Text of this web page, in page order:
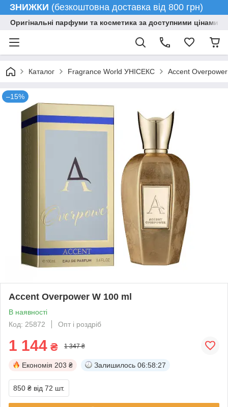
ЗНИЖКИ (безкоштовна доставка від 800 грн)
Оригінальні парфуми та косметика за доступними цінами
Каталог Fragrance World УНІСЕКС Accent
–15%
Accent Overpower W 100 ml
В наявності
Код: 25872
Опт і роздріб
1 144 ₴ 1 347 ₴
Економія 203 ₴ Залишилось 06:58:27
850 ₴ від 72 шт.